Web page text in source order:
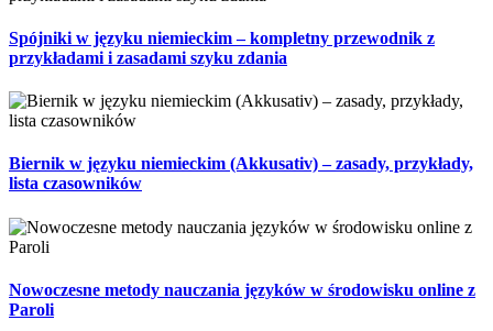
Spójniki w języku niemieckim – kompletny przewodnik z
przykładami i zasadami szyku zdania
Biernik w języku niemieckim (Akkusativ) – zasady, przykłady,
lista czasowników
Nowoczesne metody nauczania języków w środowisku online z
Paroli